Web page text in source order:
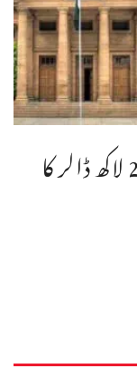
ملکی زر مبادلہ ذخائر میں 3 کروڑ25 لاکھ ڈالر کا